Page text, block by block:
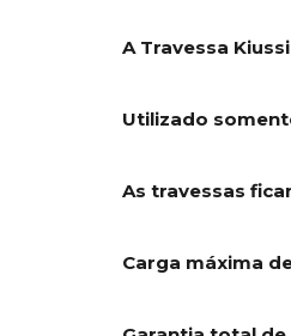
A Travessa
Utilizado
As travessas
Carga máxima